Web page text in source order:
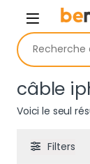
Skip to navigation
Skip to content
Recherche pour
câble
Voici le seul
Filters